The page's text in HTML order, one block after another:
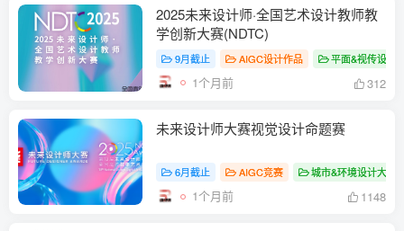
2025未来设计师·全国艺术设计教师教
学创新大赛(NDTC)
9月截止 AIGC设计作品 平面&视传设计
1个月前 312
未来设计师大赛视觉设计命题赛
6月截止 AIGC竞赛 城市&环境设计大赛
1个月前 1148